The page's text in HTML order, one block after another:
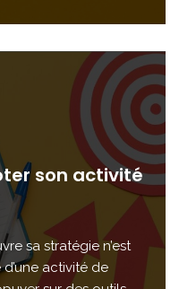
son activité
sa stratégie n’est
activité de